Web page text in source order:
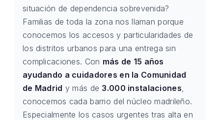
situación de dependencia sobrevenida?
Familias de toda la zona nos llaman porque
conocemos los accesos y particularidades de
los distritos urbanos para una entrega sin
complicaciones. Con más de 15 años
ayudando a cuidadores en la Comunidad
de Madrid y más de 3.000 instalaciones,
conocemos cada barrio del núcleo madrileño.
Especialmente los casos urgentes tras alta en